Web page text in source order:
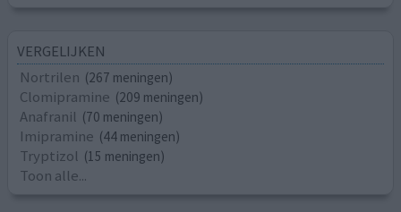
VERGELIJKEN
Nortrilen (267 meningen)
Clomipramine (209 meningen)
Anafranil (70 meningen)
Imipramine (44 meningen)
Tryptizol (15 meningen)
Toon alle...